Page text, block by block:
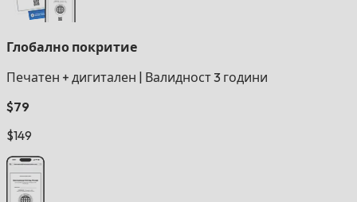
Глобално покритие
Печатен + дигитален
Валидност 3 години
$79
$149